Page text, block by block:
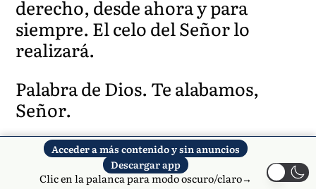
derecho, desde ahora y para
siempre. El celo del Señor lo
realizará.
Palabra de Dios. Te alabamos,
Señor.
SALMO RESPONSORIAL
Acceder a más contenido y sin anuncios
Descargar app
Clic en la palanca para modo oscuro/claro→